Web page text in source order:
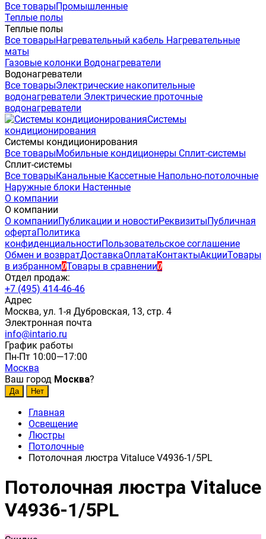
Все товарыПромышленные
Теплые полы
Теплые полы
Все товарыНагревательный кабель Нагревательные
маты
Газовые колонки Водонагреватели
Водонагреватели
Все товарыЭлектрические накопительные
водонагреватели Электрические проточные
водонагреватели
Системы
кондиционирования
Системы кондиционирования
Все товарыМобильные кондиционеры Сплит-системы
Сплит-системы
Все товарыКанальные Кассетные Напольно-потолочные
Наружные блоки Настенные
О компании
О компании
О компанииПубликации и новостиРеквизитыПубличная
офертаПолитика
конфиденциальностиПользовательское соглашение
Обмен и возвратДоставкаОплатаКонтактыАкцииТовары
в избранном0Товары в сравнении0
Отдел продаж:
+7 (495) 414-46-46
Адрес
Москва, ул. 1-я Дубровская, 13, стр. 4
Электронная почта
info@intario.ru
График работы
Пн-Пт 10:00—17:00
Москва
Ваш город Москва?
Главная
Освещение
Люстры
Потолочные
Потолочная люстра Vitaluce V4936-1/5PL
Потолочная люстра Vitaluce
V4936-1/5PL